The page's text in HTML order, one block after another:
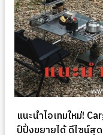
แนะนำไอเทมใหม่!
ป์ปิ้งขยายได้ ดีไซน์สุ